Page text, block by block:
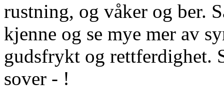
rustning, og våker og ber.
kjenne og se mye mer av
gudsfrykt og rettferdighet.
sover - !